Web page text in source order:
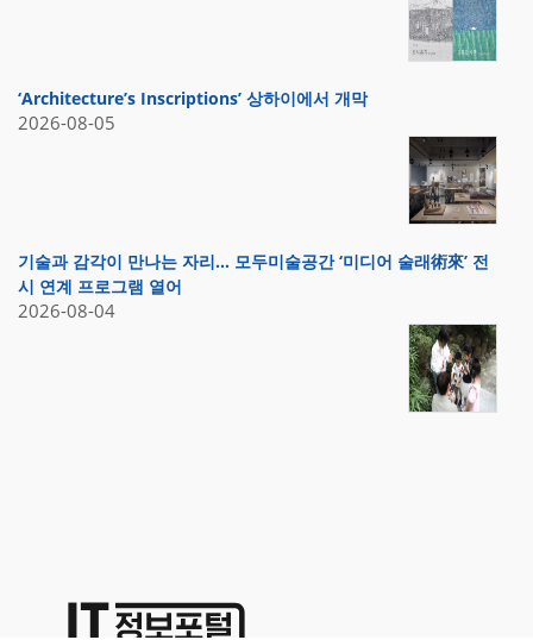
‘Architecture’s Inscriptions’ 상하이에서 개막
2026-08-05
기술과 감각이 만나는 자리… 모두미술공간 ‘미디어 술래術來’ 전
시 연계 프로그램 열어
2026-08-04